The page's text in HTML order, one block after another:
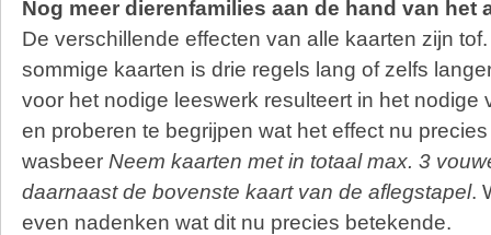
Nog meer dierenfamilies aan de hand van het
De verschillende effecten van alle kaarten zijn
sommige kaarten is drie regels lang of zelfs
voor het nodige leeswerk resulteert in het nodige
en proberen te begrijpen wat het effect nu
wasbeer Neem kaarten met in totaal max. 3
daarnaast de bovenste kaart van de aflegstapel.
even nadenken wat dit nu precies betekende.